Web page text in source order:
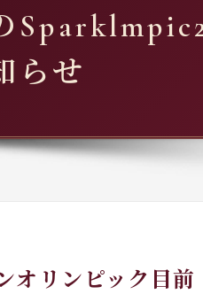
らせ
オリンピック目前